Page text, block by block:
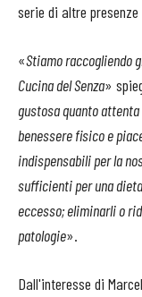
serie di altre
«Stiamo raccogliendo
Cucina del Senza»
gustosa quanto
benessere fisico e
indispensabili per la
sufficienti per una
eccesso; eliminarli o
patologie».
Dall'interesse di